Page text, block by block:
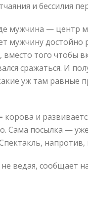
и бессилия
мужчина — центр
мужчину
того
сражаться. И
уж там равные
и
Сама посылка —
ведая, сообщает